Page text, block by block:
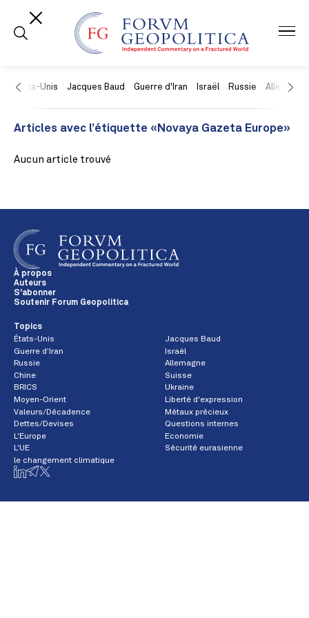
États-Unis Jacques Baud Guerre d'Iran Israël Russie Allemagne
Articles avec l’étiquette «Novaya Gazeta Europe»
Aucun article trouvé
À propos
Auteurs
S'abonner
Soutenir Forum Geopolitica
Topics
États-Unis
Jacques Baud
Guerre d'Iran
Israël
Russie
Allemagne
Chine
Suisse
BRICS
Ukraine
Moyen-Orient
Liberté d'expression
Valeurs/Décadence
Métaux précieux
Dettes/Devises
Questions internes
L'Europe
Economie
L'UE
Sécurité eurasienne
le changement climatique